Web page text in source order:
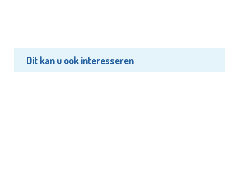
Dit kan u ook interesseren